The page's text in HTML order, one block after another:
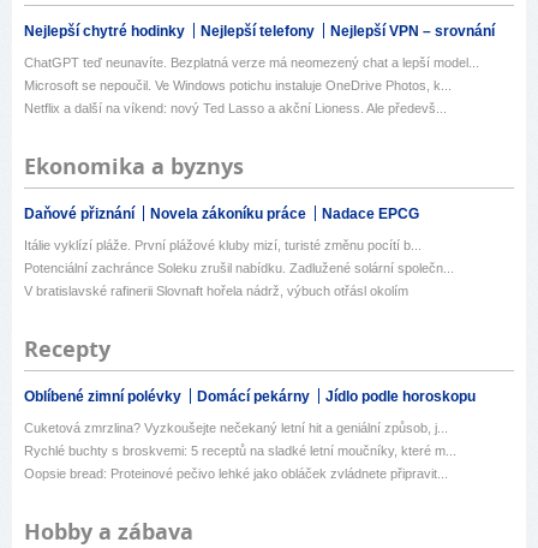
Nejlepší chytré hodinky Nejlepší telefony Nejlepší VPN – srovnání
ChatGPT teď neunavíte. Bezplatná verze má neomezený chat a lepší model...
Microsoft se nepoučil. Ve Windows potichu instaluje OneDrive Photos, k...
Netflix a další na víkend: nový Ted Lasso a akční Lioness. Ale předevš...
Ekonomika a byznys
Daňové přiznání Novela zákoníku práce Nadace EPCG
Itálie vyklízí pláže. První plážové kluby mizí, turisté změnu pocítí b...
Potenciální zachránce Soleku zrušil nabídku. Zadlužené solární společn...
V bratislavské rafinerii Slovnaft hořela nádrž, výbuch otřásl okolím
Recepty
Oblíbené zimní polévky Domácí pekárny Jídlo podle horoskopu
Cuketová zmrzlina? Vyzkoušejte nečekaný letní hit a geniální způsob, j...
Rychlé buchty s broskvemi: 5 receptů na sladké letní moučníky, které m...
Oopsie bread: Proteinové pečivo lehké jako obláček zvládnete připravit...
Hobby a zábava